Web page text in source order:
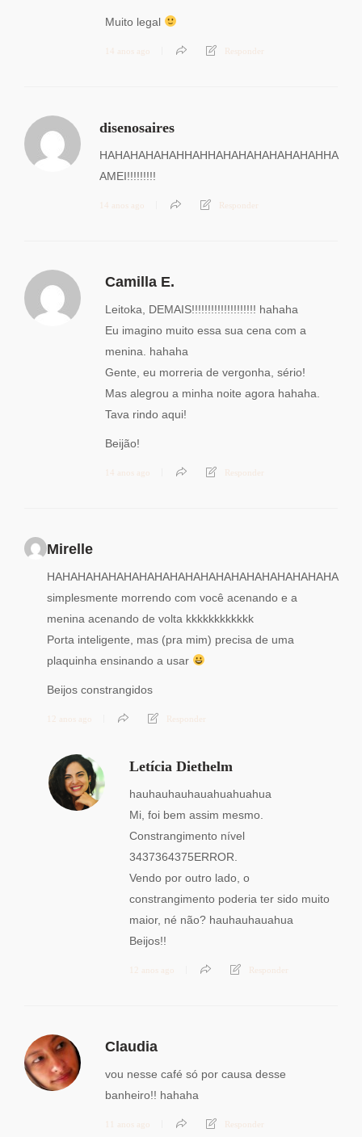
Muito legal
14 anos ago Responder
disenosaires
HAHAHAHAHAHHAHHAHAHAHAHAHAHAHHA
AMEI!!!!!!!!!
14 anos ago Responder
Camilla E.
Leitoka, DEMAIS!!!!!!!!!!!!!!!!!!!! hahaha
Eu imagino muito essa sua cena com a
menina. hahaha
Gente, eu morreria de vergonha, sério!
Mas alegrou a minha noite agora hahaha.
Tava rindo aqui!
Beijão!
14 anos ago Responder
Mirelle
HAHAHAHAHAHAHAHAHAHAHAHAHAHAHAHAHAHAHA
simplesmente morrendo com você acenando e a
menina acenando de volta kkkkkkkkkkkk
Porta inteligente, mas (pra mim) precisa de uma
plaquinha ensinando a usar
Beijos constrangidos
12 anos ago Responder
Letícia Diethelm
hauhauhauhauahuahuahua
Mi, foi bem assim mesmo.
Constrangimento nível
3437364375ERROR.
Vendo por outro lado, o
constrangimento poderia ter sido muito
maior, né não? hauhauhauahua
Beijos!!
12 anos ago Responder
Claudia
vou nesse café só por causa desse
banheiro!! hahaha
11 anos ago Responder